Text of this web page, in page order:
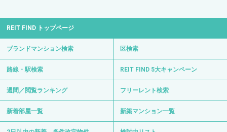
REIT FIND トップページ
ブランドマンション検索 区検索
路線・駅検索 REIT FIND 5大キャンペーン
週間／閲覧ランキング フリーレント検索
新着部屋一覧 新築マンション一覧